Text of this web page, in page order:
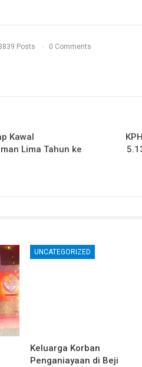
Posts 0 Comments
Kawal
Lima Tahun ke
UNCATEGORIZED
Keluarga Korban
Penganiayaan di Beji